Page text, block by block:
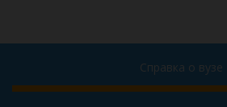
Справка о вузе